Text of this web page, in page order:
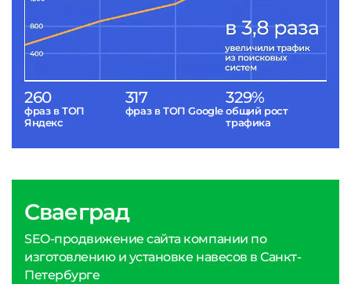
260
фраз в ТОП
Яндекс
317
фраз в ТОП Google
329%
общий рост
трафика
Сваеград
SEO-продвижение сайта компании по
изготовлению и установке навесов в Санкт-
Петербурге